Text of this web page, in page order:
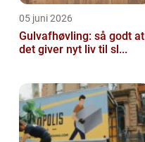
05 juni 2026
Gulvafhøvling: så godt at
det giver nyt liv til sl...